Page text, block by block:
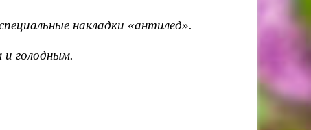
накладки «антилед».
и голодным.